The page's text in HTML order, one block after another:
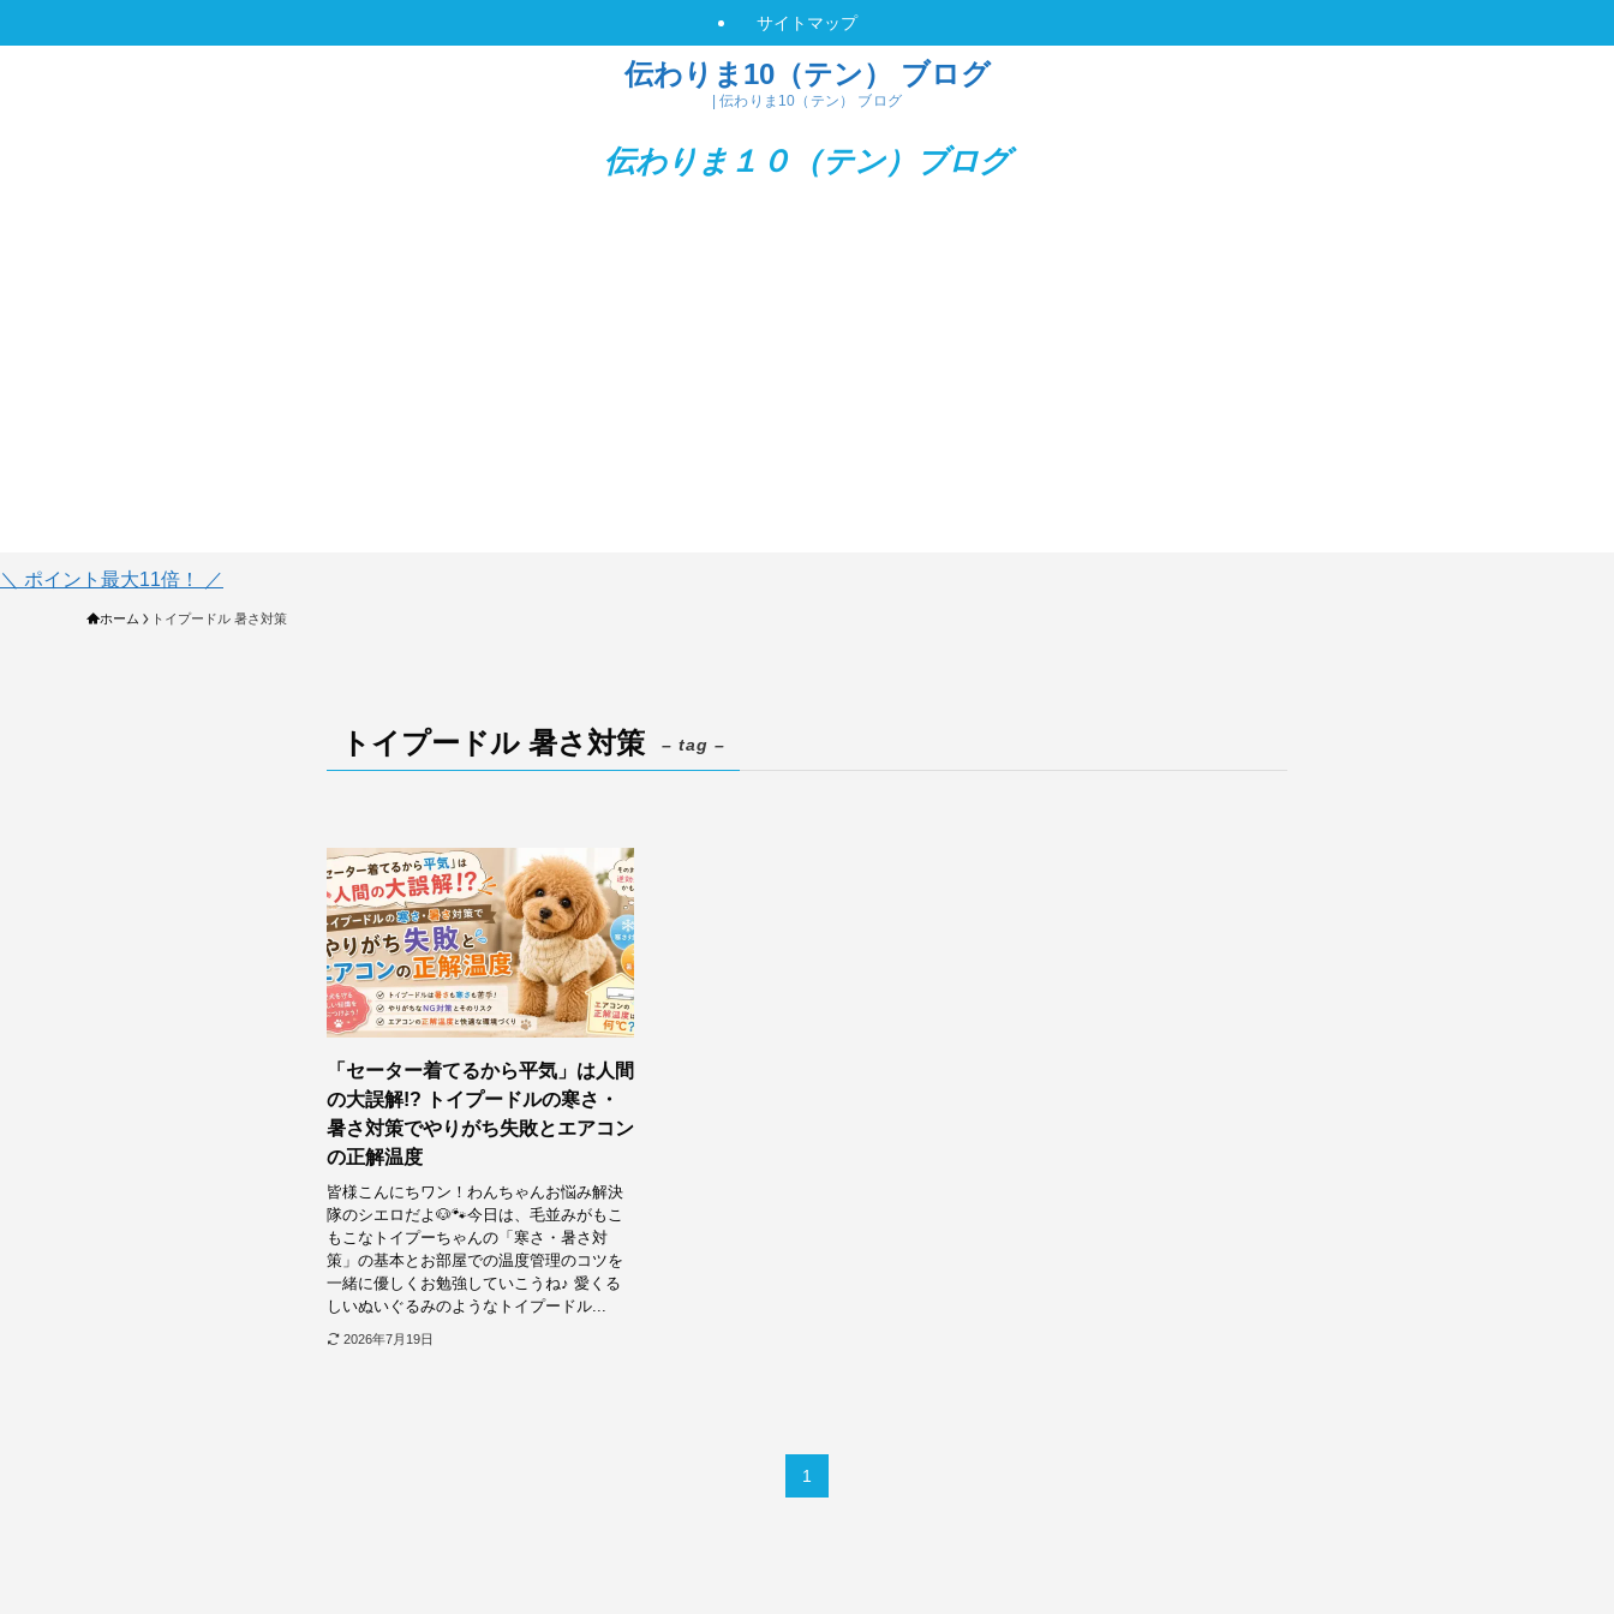
伝わりま10（テン） ブログ
| 伝わりま10（テン） ブログ
サイトマップ
伝わりま１０（テン） ブログ
＼ ポイント最大11倍！ ／
ホーム トイプードル 暑さ対策
トイプードル 暑さ対策 – tag –
「セーター着てるから平気」は人間
の大誤解!? トイプードルの寒さ・
暑さ対策でやりがち失敗とエアコン
の正解温度
皆様こんにちワン！わんちゃんお悩み解決
隊のシエロだよ🐶🐾今日は、毛並みがもこ
もこなトイプーちゃんの「寒さ・暑さ対
策」の基本とお部屋での温度管理のコツを
一緒に優しくお勉強していこうね♪ 愛くる
しいぬいぐるみのようなトイプードル...
2026年7月19日
1